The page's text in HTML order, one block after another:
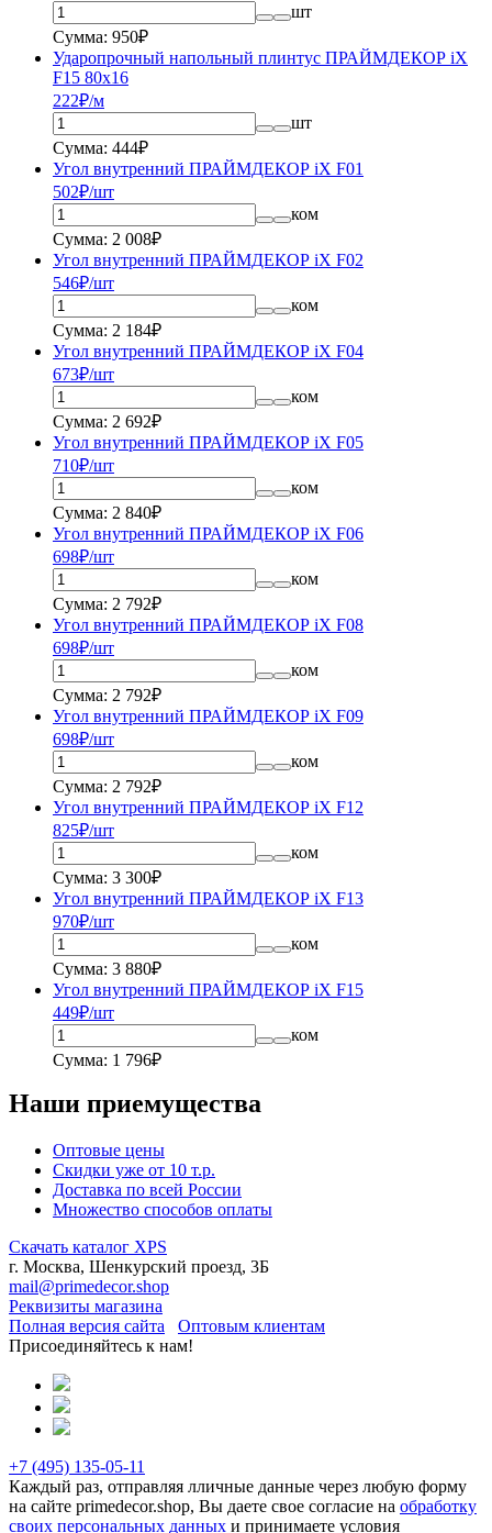
шт
Сумма: 950₽
Ударопрочный напольный плинтус ПРАЙМДЕКОР iX
F15 80x16
222₽/м
шт
Сумма: 444₽
Угол внутренний ПРАЙМДЕКОР iX F01
502₽/шт
ком
Сумма: 2 008₽
Угол внутренний ПРАЙМДЕКОР iX F02
546₽/шт
ком
Сумма: 2 184₽
Угол внутренний ПРАЙМДЕКОР iX F04
673₽/шт
ком
Сумма: 2 692₽
Угол внутренний ПРАЙМДЕКОР iX F05
710₽/шт
ком
Сумма: 2 840₽
Угол внутренний ПРАЙМДЕКОР iX F06
698₽/шт
ком
Сумма: 2 792₽
Угол внутренний ПРАЙМДЕКОР iX F08
698₽/шт
ком
Сумма: 2 792₽
Угол внутренний ПРАЙМДЕКОР iX F09
698₽/шт
ком
Сумма: 2 792₽
Угол внутренний ПРАЙМДЕКОР iX F12
825₽/шт
ком
Сумма: 3 300₽
Угол внутренний ПРАЙМДЕКОР iX F13
970₽/шт
ком
Сумма: 3 880₽
Угол внутренний ПРАЙМДЕКОР iX F15
449₽/шт
ком
Сумма: 1 796₽
Наши приемущества
Оптовые цены
Скидки уже от 10 т.р.
Доставка по всей России
Множество способов оплаты
Скачать каталог XPS
г. Москва, Шенкурский проезд, 3Б
mail@primedecor.shop
Реквизиты магазина
Полная версия сайта
Оптовым клиентам
Присоединяйтесь к нам!
+7 (495) 135-05-11
Каждый раз, отправляя лличные данные через любую форму
на сайте primedecor.shop, Вы даете свое согласие на обработку
своих персональных данных и принимаете условия